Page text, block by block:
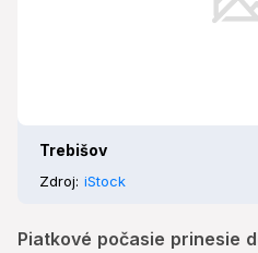
Trebišov
Zdroj: iStock
Piatkové počasie prinesie